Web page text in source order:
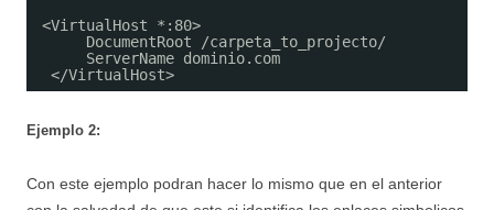
<VirtualHost *:80>
DocumentRoot /carpeta_to_projecto/
ServerName dominio.com
</VirtualHost>
Ejemplo 2:
Con este ejemplo podran hacer lo mismo que en el anterior